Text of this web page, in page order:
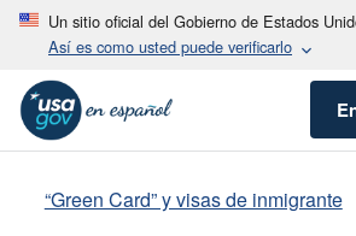
Un sitio oficial del Gobierno de Estados
Así es como usted puede verificarlo
“Green Card” y visas de inmigrante